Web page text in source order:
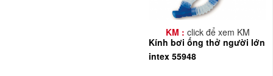
KM : click để xem KM
Kính bơi ống thở người lớn
intex 55948